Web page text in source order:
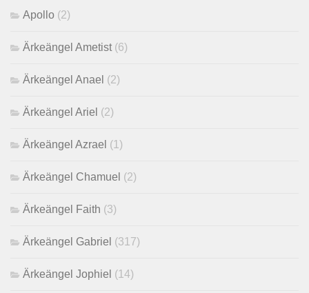
Apollo (2)
Ärkeängel Ametist (6)
Ärkeängel Anael (2)
Ärkeängel Ariel (2)
Ärkeängel Azrael (1)
Ärkeängel Chamuel (2)
Ärkeängel Faith (3)
Ärkeängel Gabriel (317)
Ärkeängel Jophiel (14)